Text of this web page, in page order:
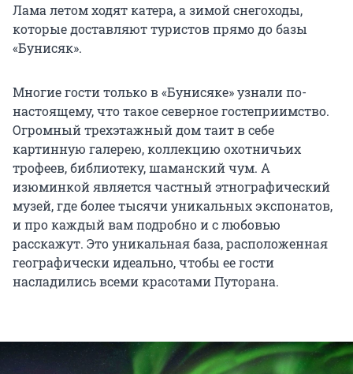
Лама летом ходят катера, а зимой снегоходы,
которые доставляют туристов прямо до базы
«Бунисяк».
Многие гости только в «Бунисяке» узнали по-
настоящему, что такое северное гостеприимство.
Огромный трехэтажный дом таит в себе
картинную галерею, коллекцию охотничьих
трофеев, библиотеку, шаманский чум. А
изюминкой является частный этнографический
музей, где более тысячи уникальных экспонатов,
и про каждый вам подробно и с любовью
расскажут. Это уникальная база, расположенная
географически идеально, чтобы ее гости
насладились всеми красотами Путорана.